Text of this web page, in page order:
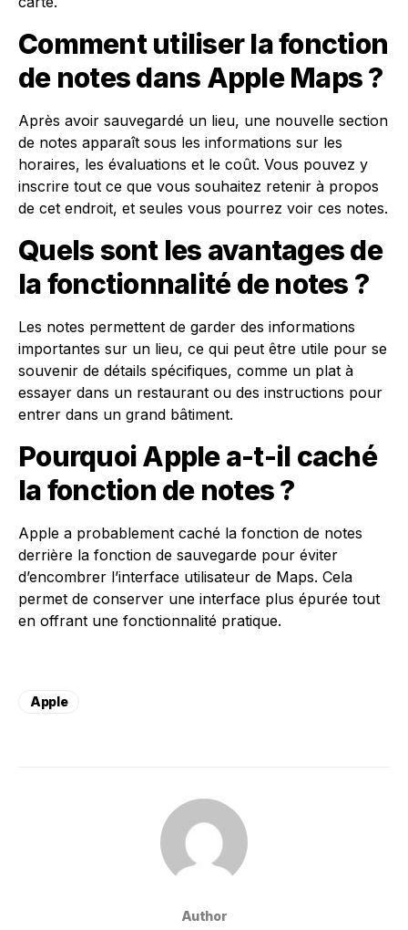
Comment utiliser la fonction
de notes dans Apple Maps ?
Après avoir sauvegardé un lieu, une nouvelle section
de notes apparaît sous les informations sur les
horaires, les évaluations et le coût. Vous pouvez y
inscrire tout ce que vous souhaitez retenir à propos
de cet endroit, et seules vous pourrez voir ces notes.
Quels sont les avantages de
la fonctionnalité de notes ?
Les notes permettent de garder des informations
importantes sur un lieu, ce qui peut être utile pour se
souvenir de détails spécifiques, comme un plat à
essayer dans un restaurant ou des instructions pour
entrer dans un grand bâtiment.
Pourquoi Apple a-t-il caché
la fonction de notes ?
Apple a probablement caché la fonction de notes
derrière la fonction de sauvegarde pour éviter
d’encombrer l’interface utilisateur de Maps. Cela
permet de conserver une interface plus épurée tout
en offrant une fonctionnalité pratique.
Apple
Author